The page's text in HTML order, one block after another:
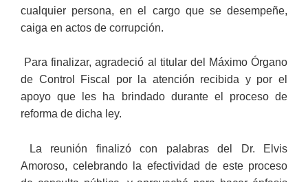
cualquier persona, en el cargo que se desempeñe,
caiga en actos de corrupción.
Para finalizar, agradeció al titular del Máximo Órgano
de Control Fiscal por la atención recibida y por el
apoyo que les ha brindado durante el proceso de
reforma de dicha ley.
La reunión finalizó con palabras del Dr. Elvis
Amoroso, celebrando la efectividad de este proceso